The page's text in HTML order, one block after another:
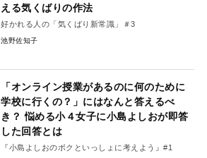
える気くばりの作法
好かれる人の「気くばり新常識」＃3
池野佐知子
「オンライン授業があるのに何のために
学校に行くの？」にはなんと答えるべ
き？ 悩める小４女子に小島よしおが即答
した回答とは
『小島よしおのボクといっしょに考えよう』#1